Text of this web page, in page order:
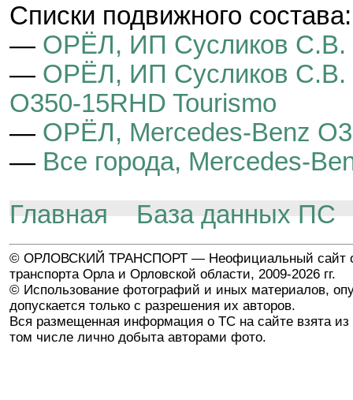
Cписки подвижного состава:
— ОРЁЛ, ИП Сусликов С.В.
— ОРЁЛ, ИП Сусликов С.В.
O350-15RHD Tourismo
— ОРЁЛ, Mercedes-Benz
— Все города, Mercedes-
Главная
База данных ПС
© ОРЛОВСКИЙ ТРАНСПОРТ — Неофициальный сайт
транспорта Орла и Орловской области, 2009-2026 гг.
© Использование фотографий и иных материалов,
допускается только с разрешения их авторов.
Вся размещенная информация о ТС на сайте взята из
том числе лично добыта авторами фото.